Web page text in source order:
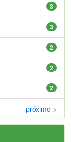
3
3
2
2
2
próximo >